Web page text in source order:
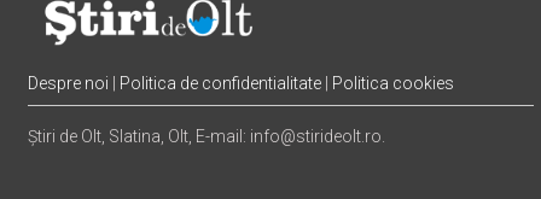
Despre noi Politica de confidentialitate Politica cookies
Știri de Olt, Slatina, Olt, E-mail: info@stirideolt.ro.